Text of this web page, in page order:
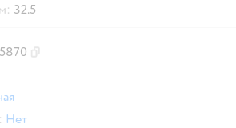
32.5
Нет